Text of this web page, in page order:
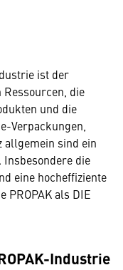
ist der
die
und die
Verpackungen,
allgemein sind ein
die
eine hocheffiziente
PROPAK als DIE
Industrie